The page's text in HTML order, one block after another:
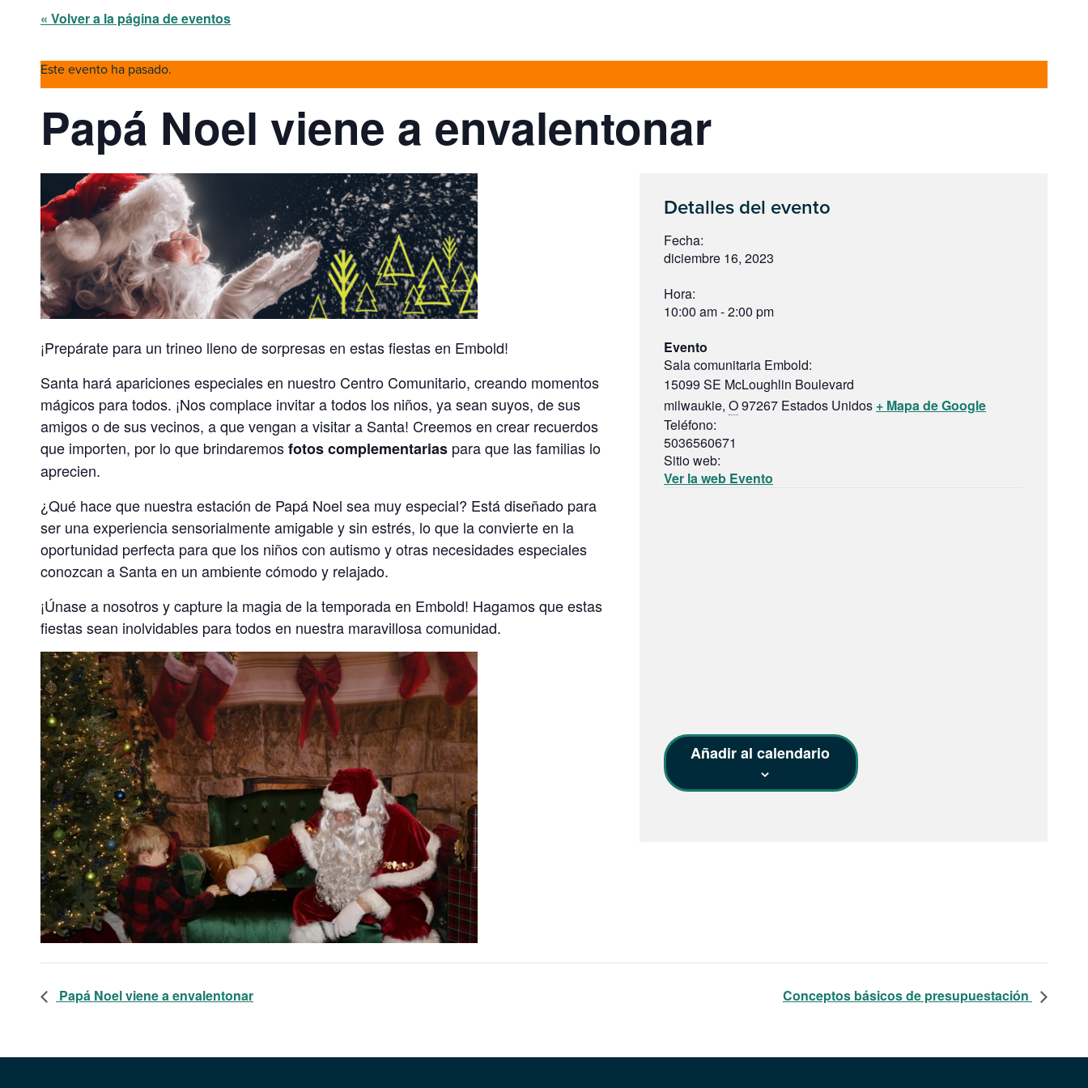
« Volver a la página de eventos
Este evento ha pasado.
Papá Noel viene a envalentonar
¡Prepárate para un trineo lleno de sorpresas en estas fiestas en Embold!
Santa hará apariciones especiales en nuestro Centro Comunitario, creando momentos
mágicos para todos. ¡Nos complace invitar a todos los niños, ya sean suyos, de sus
amigos o de sus vecinos, a que vengan a visitar a Santa! Creemos en crear recuerdos
que importen, por lo que brindaremosfotos complementarias para que las familias lo
aprecien.
¿Qué hace que nuestra estación de Papá Noel sea muy especial? Está diseñado para
ser una experiencia sensorialmente amigable y sin estrés, lo que la convierte en la
oportunidad perfecta para que los niños con autismo y otras necesidades especiales
conozcan a Santa en un ambiente cómodo y relajado.
¡Únase a nosotros y capture la magia de la temporada en Embold! Hagamos que estas
fiestas sean inolvidables para todos en nuestra maravillosa comunidad.
Detalles del evento
Fecha:
diciembre 16, 2023
Hora:
10:00 am - 2:00 pm
Evento
Sala comunitaria Embold:
15099 SE McLoughlin Boulevard
milwaukie, O97267 Estados Unidos + Mapa de Google
Teléfono:
5036560671
Sitio web:
Ver la web Evento
Añadir al calendario
Papá Noel viene a envalentonar Conceptos básicos de presupuestación